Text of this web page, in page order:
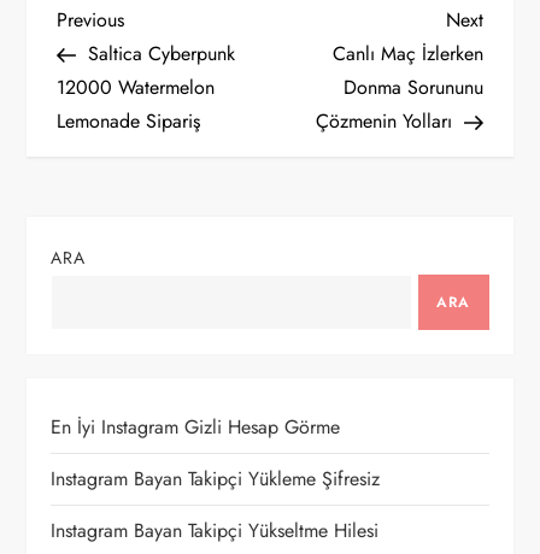
Y
a
z
g
i
n
m
Previous
Post
Previous
Saltica Cyberpunk
12000 Watermelon
Lemonade Sipariş
Next
Post
Next
Canlı Maç İzlerken
Donma Sorununu
Çözmenin Yolları
ARA
ARA
En İyi Instagram Gizli Hesap Görme
Instagram Bayan Takipçi Yükleme Şifresiz
Instagram Bayan Takipçi Yükseltme Hilesi